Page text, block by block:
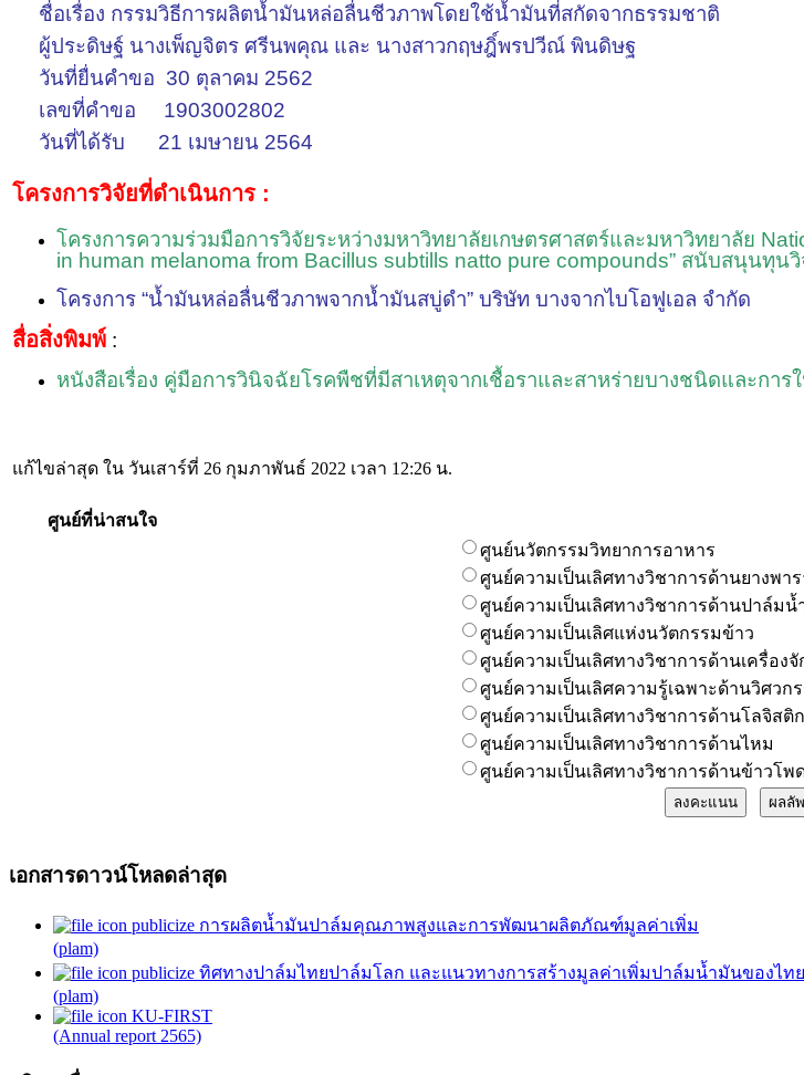
ชื่อเรื่อง กรรมวิธีการผลิตน้ำมันหล่อลื่นชีวภาพโดยใช้น้ำมันที่สกัดจากธรรมชาติ
ผู้ประดิษฐ์ นางเพ็ญจิตร ศรีนพคุณ และ นางสาวกฤษฎิ์พรปวีณ์ พินดิษฐ
วันที่ยื่นคำขอ 30 ตุลาคม 2562
เลขที่คำขอ 1903002802
วันที่ได้รับ 21 เมษายน 2564
โครงการวิจัยที่ดำเนินการ :
โครงการความร่วมมือการวิจัยระหว่างมหาวิทยาลัยเกษตรศาสตร์และมหาวิทยาลัย
in human melanoma from Bacillus subtills natto pure compounds” สนับสนุนทุน
โครงการ “น้ำมันหล่อลื่นชีวภาพจากน้ำมันสบู่ดำ” บริษัท บางจากไบโอฟูเอล จำกัด
สื่อสิ่งพิมพ์ :
หนังสือเรื่อง คู่มือการวินิจฉัยโรคพืชที่มีสาเหตุจากเชื้อราและสาหร่ายบางชนิดและกา
แก้ไขล่าสุด ใน วันเสาร์ที่ 26 กุมภาพันธ์ 2022 เวลา 12:26 น.
ศูนย์ที่น่าสนใจ
ศูนย์นวัตกรรมวิทยาการอาหาร
ศูนย์ความเป็นเลิศทางวิชาการด้านยางพาร
ศูนย์ความเป็นเลิศทางวิชาการด้านปาล์มน้
ศูนย์ความเป็นเลิศแห่งนวัตกรรมข้าว
ศูนย์ความเป็นเลิศทางวิชาการด้านเครื่อง
ศูนย์ความเป็นเลิศความรู้เฉพาะด้านวิศว
ศูนย์ความเป็นเลิศทางวิชาการด้านโลจิสติ
ศูนย์ความเป็นเลิศทางวิชาการด้านไหม
ศูนย์ความเป็นเลิศทางวิชาการด้านข้าวโพ
เอกสารดาวน์โหลดล่าสุด
publicize การผลิตน้ำมันปาล์มคุณภาพสูงและการพัฒนาผลิตภัณฑ์มูลค่าเพิ่ม
(plam)
publicize ทิศทางปาล์มไทยปาล์มโลก และแนวทางการสร้างมูลค่าเพิ่มปาล์มน้ำมันของไทย
(plam)
KU-FIRST
(Annual report 2565)